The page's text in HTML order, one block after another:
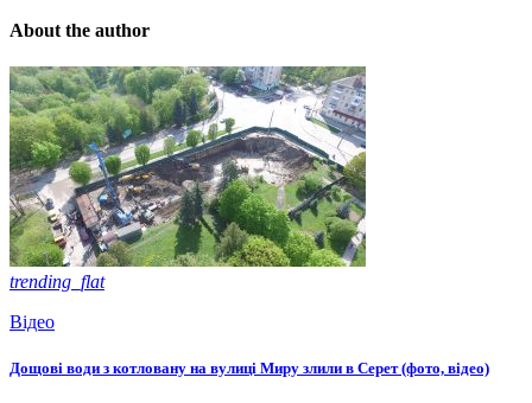
About the author
trending_flat
Відео
Дощові води з котловану на вулиці Миру злили в Серет (фото, відео)